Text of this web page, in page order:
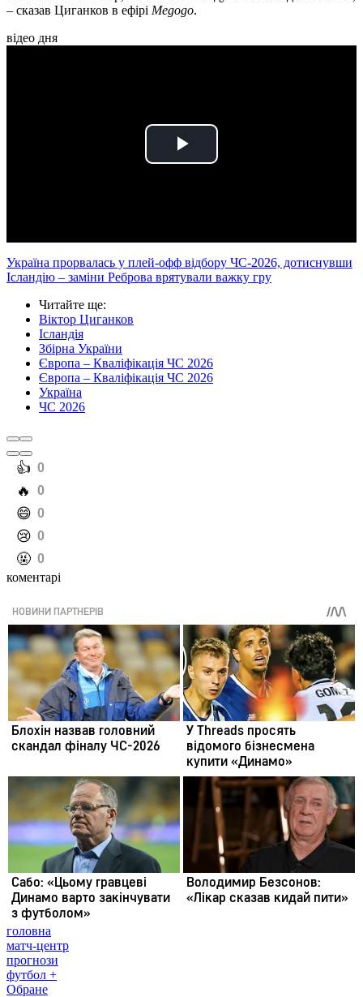
– сказав Циганков в ефірі Megogo.
відео дня
Play
Україна прорвалась у плей-офф відбору ЧС-2026, дотиснувши
Ісландію – заміни Реброва врятували важку гру
Читайте ще:
Віктор Циганков
Ісландія
Збірна України
Європа – Кваліфікація ЧС 2026
Європа – Кваліфікація ЧС 2026
Україна
ЧС 2026
️👍 0
️🔥 0
️😄 0
️😢 0
️🤬 0
коментарі
головна
матч-центр
прогнози
футбол +
Обране